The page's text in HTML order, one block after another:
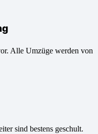
Alle Umzüge werden von
sind bestens geschult.